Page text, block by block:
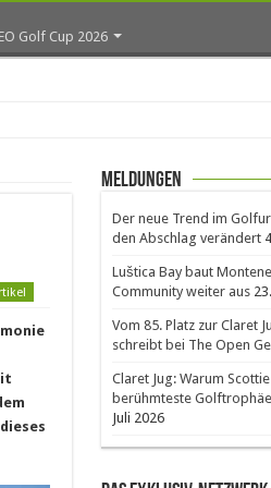
Golf Cup 2026
Meldungen
Der neue Trend im
den Abschlag verändert
Luštica Bay baut
Community weiter aus
Vom 85. Platz zur Claret
schreibt bei The Open
Claret Jug: Warum
berühmteste
Juli 2026